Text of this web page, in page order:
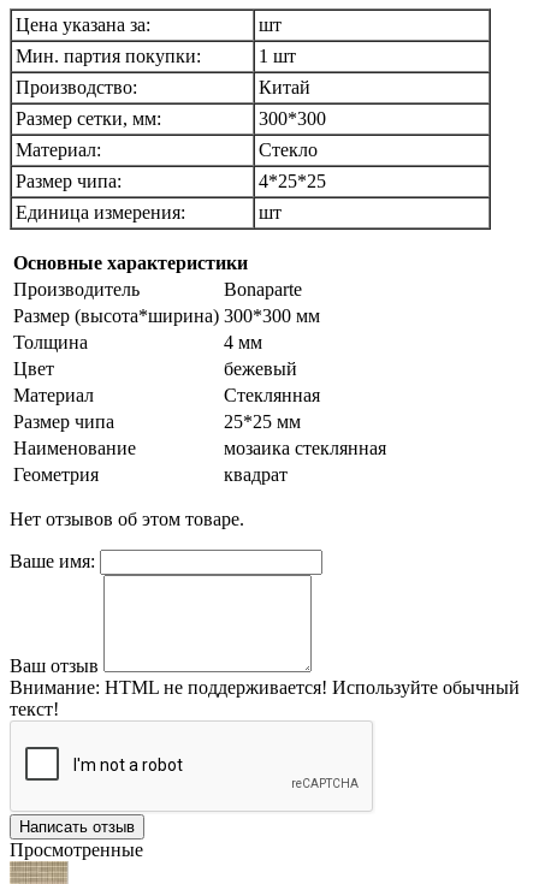
Цена указана за:
шт
Мин. партия покупки:
1 шт
Производство:
Китай
Размер сетки, мм:
300*300
Материал:
Стекло
Размер чипа:
4*25*25
Единица измерения:
шт
Основные характеристики
Производитель
Bonaparte
Размер (высота*ширина) 300*300 мм
Толщина
4 мм
Цвет
бежевый
Материал
Стеклянная
Размер чипа
25*25 мм
Наименование
мозаика стеклянная
Геометрия
квадрат
Нет отзывов об этом товаре.
Ваше имя:
Ваш отзыв
Внимание: HTML не поддерживается! Используйте обычный
текст!
Написать отзыв
Просмотренные